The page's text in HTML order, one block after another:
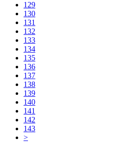
129
130
131
132
133
134
135
136
137
138
139
140
141
142
143
>